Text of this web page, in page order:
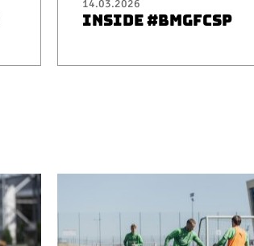
14.03.2026
INSIDE #BMGFCSP